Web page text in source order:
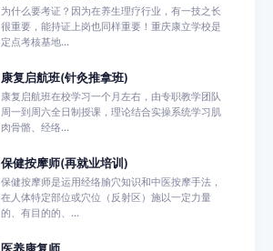
为什么要考证？因为在养生理疗行业，有一技之长
很重要，能持证上岗也同样重要！重庆康立学校是
定点考核基地...
康复启航班(针灸推拿班)
康复启航班在校学习一个月左右，由专职教学团队
周一到周六全日制授课，理论结合实操系统学习肌
肉骨骼、经络...
保健按摩师(再就业培训)
保健按摩师是运用经络腧穴知识和中医按摩手法，
在人体特定部位或穴位（反射区）施以一定力量
的、有目的的、...